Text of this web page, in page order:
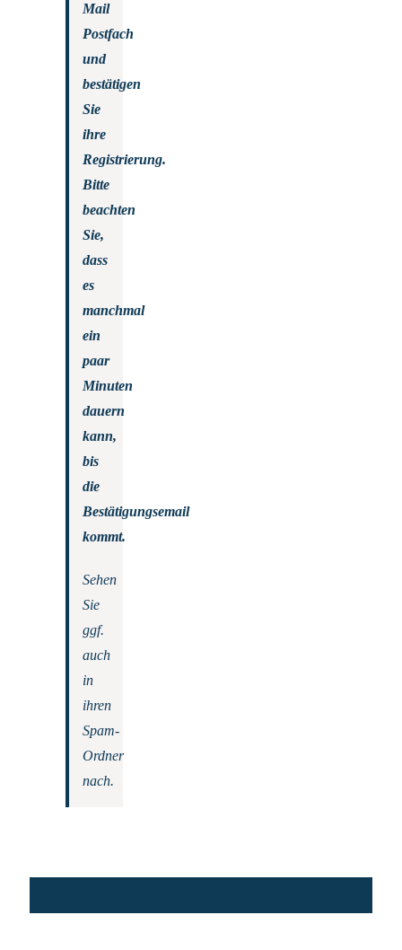
Mail
Postfach
und
bestätigen
Sie
ihre
Registrierung.
Bitte
beachten
Sie,
dass
es
manchmal
ein
paar
Minuten
dauern
kann,
bis
die
Bestätigungsemail
kommt.
Sehen
Sie
ggf.
auch
in
ihren
Spam-
Ordner
nach.